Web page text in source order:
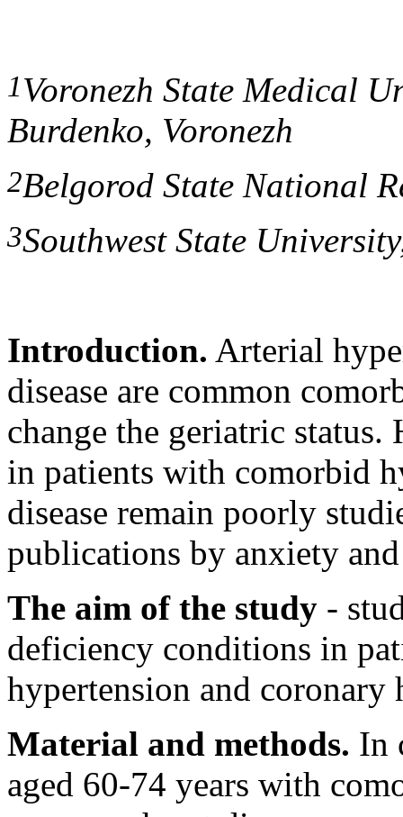
1Voronezh State Medical
Burdenko, Voronezh
2Belgorod State National
3Southwest State
Introduction. Arterial
disease are common
change the geriatric
in patients with comorbid
disease remain poorly
publications by anxiety
The aim of the study -
deficiency conditions in
hypertension and coronary
Material and methods. In
aged 60-74 years with